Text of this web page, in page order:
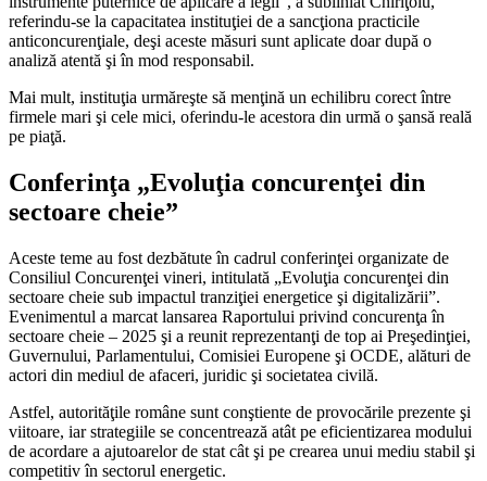
referindu-se la capacitatea instituţiei de a sancţiona practicile
anticoncurenţiale, deşi aceste măsuri sunt aplicate doar după o
analiză atentă şi în mod responsabil.
Mai mult, instituţia urmăreşte să menţină un echilibru corect între
firmele mari şi cele mici, oferindu-le acestora din urmă o şansă reală
pe piaţă.
Conferinţa „Evoluţia concurenţei din
sectoare cheie”
Aceste teme au fost dezbătute în cadrul conferinţei organizate de
Consiliul Concurenţei vineri, intitulată „Evoluţia concurenţei din
sectoare cheie sub impactul tranziţiei energetice şi digitalizării”.
Evenimentul a marcat lansarea Raportului privind concurenţa în
sectoare cheie – 2025 şi a reunit reprezentanţi de top ai Preşedinţiei,
Guvernului, Parlamentului, Comisiei Europene şi OCDE, alături de
actori din mediul de afaceri, juridic şi societatea civilă.
Astfel, autorităţile române sunt conştiente de provocările prezente şi
viitoare, iar strategiile se concentrează atât pe eficientizarea modului
de acordare a ajutoarelor de stat cât şi pe crearea unui mediu stabil şi
competitiv în sectorul energetic.